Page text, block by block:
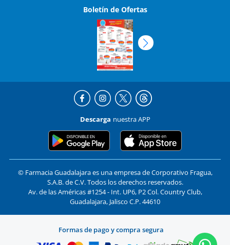
Boletín de Ofertas
Descarga nuestra APP
© Farmacia Guadalajara es una empresa de Corporativo Fragua,
S.A.B. de C.V. Todos los derechos reservados.
Av. de las Américas #1254 - Int. UP6, P2 Col. Country Club,
Guadalajara, Jalisco C.P. 44610
Formas de pago y compra segura